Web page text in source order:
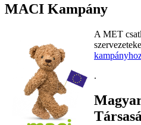
MACI Kampány
A MET
.